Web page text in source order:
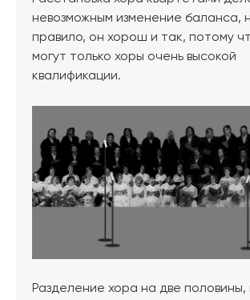
невозможным изменение баланса,
правило, он хорош и так, потому
могут только хоры очень высокой
квалификации.
Разделение хора на две половины,